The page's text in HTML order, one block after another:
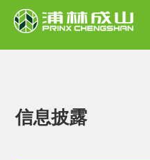
信息披露